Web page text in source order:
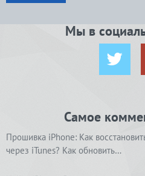
Мы в
Самое
Прошивка iPhone: Как
через iTunes? Как обновить…